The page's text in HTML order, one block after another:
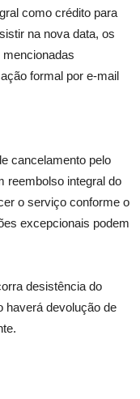
como crédito para
na nova data, os
formal por e-mail
cancelamento pelo
reembolso integral do
o serviço conforme o
excepcionais podem
desistência do
haverá devolução de